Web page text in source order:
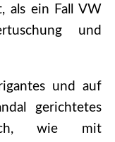
als ein Fall VW
und
und auf
gerichtetes
wie mit